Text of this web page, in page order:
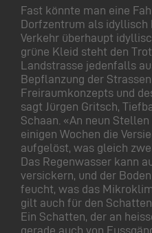
Fast könnte man eine
Dorfzentrum als idyllisch
Verkehr überhaupt
grüne Kleid steht den
Landstrasse jedenfalls
Bepflanzung der
Freiraumkonzepts und
sagt Jürgen Gritsch,
Schaan. «An neun
einigen Wochen die
aufgelöst, was gleich
Das Regenwasser kann
versickern, und der
feucht, was das
gilt auch für den
Ein Schatten, der an
gerade auch von